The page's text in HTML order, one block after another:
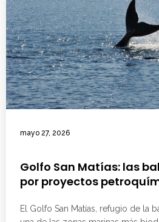
mayo 27, 2026
Golfo San Matías: las
por proyectos
El Golfo San Matías, refugio de la